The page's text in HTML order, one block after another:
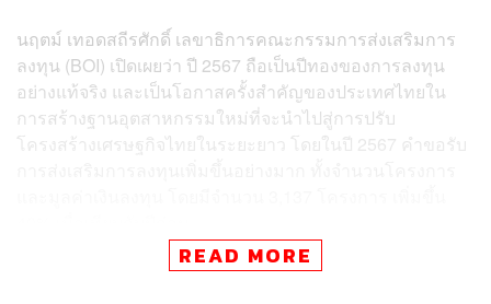
นฤตม์ เทอดสถีรศักดิ์ เลขาธิการคณะกรรมการส่งเสริมการ
ลงทุน (BOI) เปิดเผยว่า ปี 2567 ถือเป็นปีทองของการลงทุน
อย่างแท้จริง และเป็นโอกาสครั้งสำคัญของประเทศไทยใน
การสร้างฐานอุตสาหกรรมใหม่ที่จะนำไปสู่การปรับ
โครงสร้างเศรษฐกิจไทยในระยะยาว โดยในปี 2567 คำขอรับ
“นับว่าเป็นยอดจำนวนโครงการที่สูงสุดนับตั้งแต่ก่อตั้ง BOI
READ MORE